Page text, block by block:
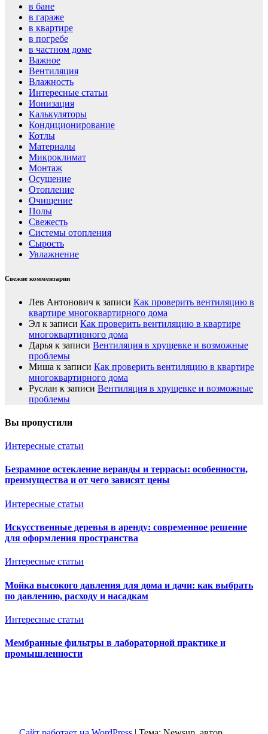
в бане
в гараже
в квартире
в погребе
в частном доме
Важное
Вентиляция
Влажность
Интересные статьи
Ионизация
Калькуляторы
Кондиционирование
Котлы
Материалы
Микроклимат
Монтаж
Осушение
Отопление
Очищение
Полы
Свежесть
Системы отопления
Сырость
Увлажнение
Свежие комментарии
Лев Антонович к записи Как проверить вентиляцию в
квартире многоквартирного дома
Эл к записи Как проверить вентиляцию в квартире
многоквартирного дома
Дарья к записи Вентиляция в хрущевке и возможные
проблемы
Миша к записи Как проверить вентиляцию в квартире
многоквартирного дома
Руслан к записи Вентиляция в хрущевке и возможные
проблемы
Вы пропустили
Интересные статьи
Безрамное остекление веранды и террасы: особенности,
преимущества и от чего зависят цены
Интересные статьи
Искусственные деревья в аренду: современное решение
для оформления пространства
Интересные статьи
Мойка высокого давления для дома и дачи: как выбрать
по давлению, расходу и насадкам
Интересные статьи
Мембранные фильтры в лабораторной практике и
промышленности